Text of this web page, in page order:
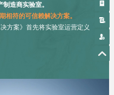
造商实验室。
相符的可信赖解决方案。
方案》首先将实验室运营定义
接等特点，支持用户随需扩展，打
财务、人力等广泛企业信息系统的